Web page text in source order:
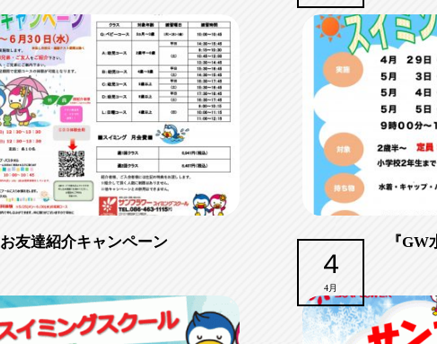
お友達紹介キャンペーン
4
4月
『GW